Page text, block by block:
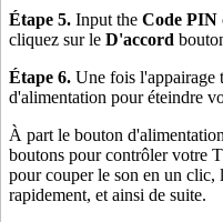
Étape 5. Input the Code PIN
cliquez sur le D'accord
Étape 6. Une fois l'appairage
d'alimentation pour éteindre
À part le bouton
boutons pour contrôler votre
pour couper le son en un
rapidement, et ainsi de suite.